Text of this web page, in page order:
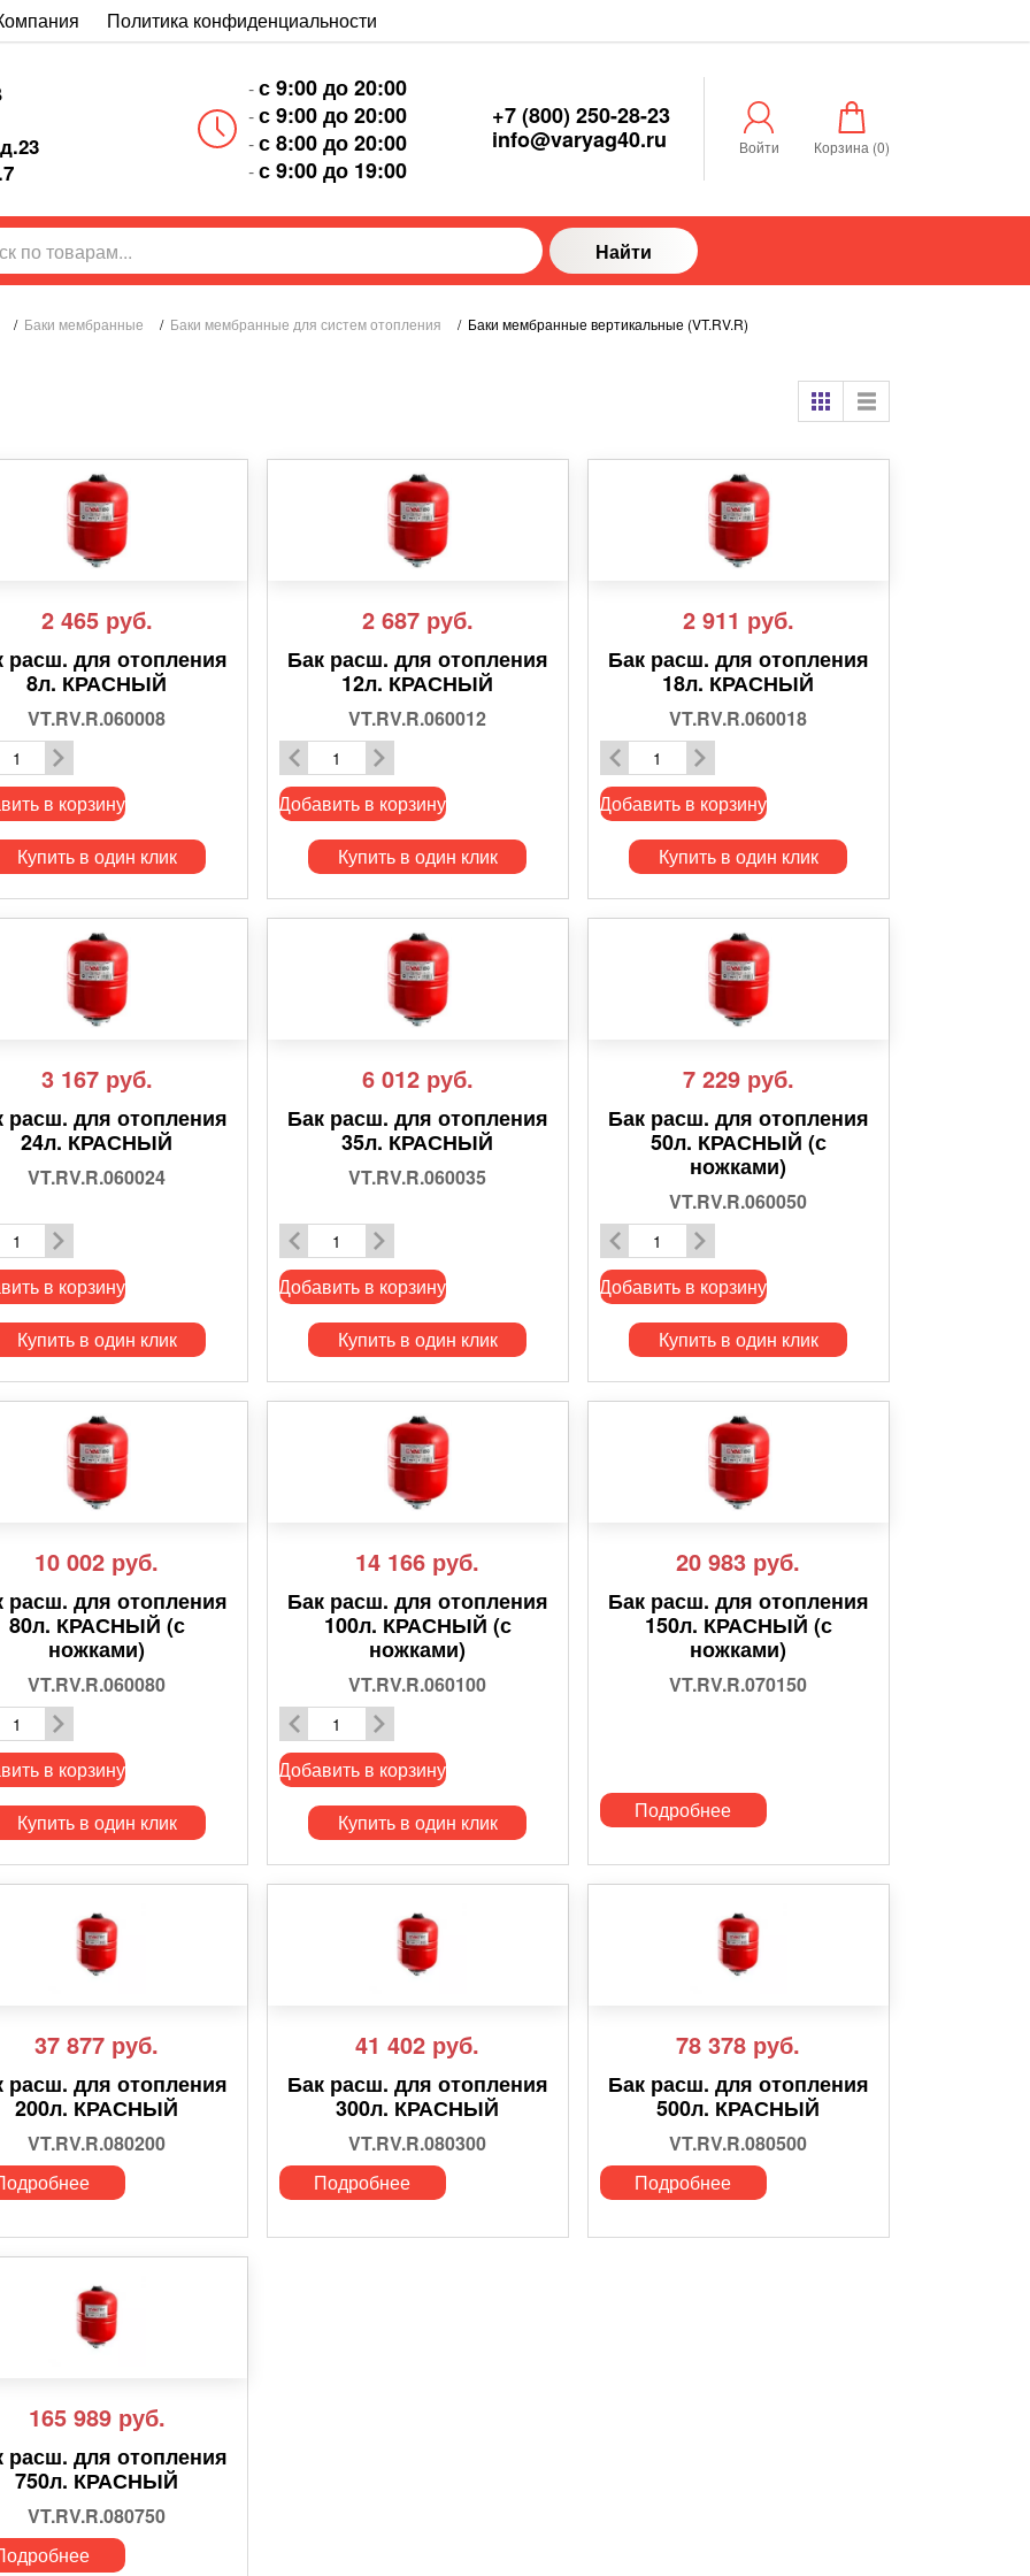
Политика конфиденциальности
-с 9:00 до 20:00
-с 9:00 до 20:00
-с 8:00 до 20:00
-с 9:00 до 19:00
+7 (800) 250-28-23
info@varyag40.ru
Войти Корзина (0)
Найти
/ Баки мембранные / Баки мембранные для систем отопления / Баки мембранные вертикальные (VT.RV.R)
2 465 руб.
расш. для отопления
8л. КРАСНЫЙ
VT.RV.R.060008
в корзину
Купить в один клик
2 687 руб.
Бак расш. для отопления
12л. КРАСНЫЙ
VT.RV.R.060012
Добавить в корзину
Купить в один клик
2 911 руб.
Бак расш. для отопления
18л. КРАСНЫЙ
VT.RV.R.060018
Добавить в корзину
Купить в один клик
3 167 руб.
расш. для отопления
24л. КРАСНЫЙ
VT.RV.R.060024
в корзину
Купить в один клик
6 012 руб.
Бак расш. для отопления
35л. КРАСНЫЙ
VT.RV.R.060035
Добавить в корзину
Купить в один клик
7 229 руб.
Бак расш. для отопления
50л. КРАСНЫЙ (с
ножками)
VT.RV.R.060050
Добавить в корзину
Купить в один клик
10 002 руб.
расш. для отопления
80л. КРАСНЫЙ (с
ножками)
VT.RV.R.060080
в корзину
Купить в один клик
14 166 руб.
Бак расш. для отопления
100л. КРАСНЫЙ (с
ножками)
VT.RV.R.060100
Добавить в корзину
Купить в один клик
20 983 руб.
Бак расш. для отопления
150л. КРАСНЫЙ (с
ножками)
VT.RV.R.070150
Подробнее
37 877 руб.
расш. для отопления
200л. КРАСНЫЙ
VT.RV.R.080200
41 402 руб.
Бак расш. для отопления
300л. КРАСНЫЙ
VT.RV.R.080300
Подробнее
78 378 руб.
Бак расш. для отопления
500л. КРАСНЫЙ
VT.RV.R.080500
Подробнее
165 989 руб.
расш. для отопления
750л. КРАСНЫЙ
VT.RV.R.080750